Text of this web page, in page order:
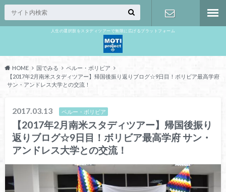
人生の選択肢をスタディツアーで無限に広げるプラットフォーム
HOME 国でみる
ペルー・ボリビア
【2017年2月南米スタディツアー】帰国後振り返りブログ☆9日目！ボリビア最高学府
サン・アンドレス大学との交流！
2017.03.13 ペルー・ボリビア
【2017年2月南米スタディツアー】帰国後振り
返りブログ☆9日目！ボリビア最高学府 サン・
アンドレス大学との交流！